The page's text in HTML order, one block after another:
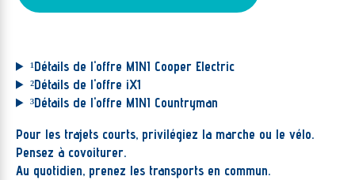
¹Détails de l'offre MINI Cooper Electric
²Détails de l'offre iX1
³Détails de l'offre MINI Countryman
Pour les trajets courts, privilégiez la marche ou le vélo.
Pensez à covoiturer.
Au quotidien, prenez les transports en commun.